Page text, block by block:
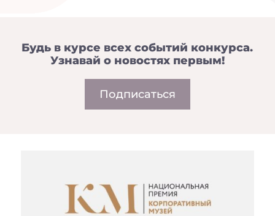
Будь в курсе всех событий конкурса.
Узнавай о новостях первым!
Подписаться